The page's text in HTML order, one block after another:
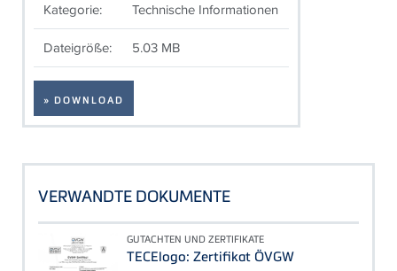
Kategorie: Technische Informationen
Dateigröße: 5.03 MB
» DOWNLOAD
VERWANDTE DOKUMENTE
GUTACHTEN UND ZERTIFIKATE
TECElogo: Zertifikat ÖVGW